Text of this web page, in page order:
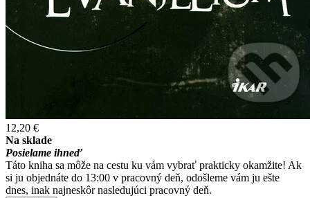
12,20 €
Na sklade
Posielame ihneď
Táto kniha sa môže na cestu ku vám vybrať prakticky okamžite! Ak
si ju objednáte do 13:00 v pracovný deň, odošleme vám ju ešte
dnes, inak najneskôr nasledujúci pracovný deň.